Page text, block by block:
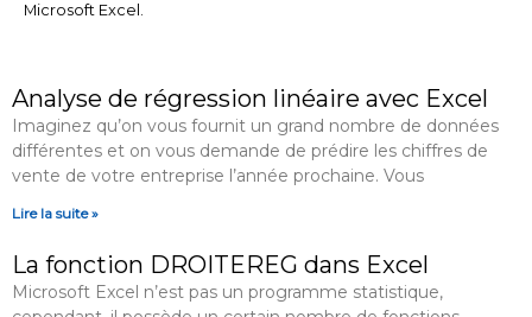
Microsoft Excel.
Analyse de régression linéaire avec Excel
Imaginez qu’on vous fournit un grand nombre de données
différentes et on vous demande de prédire les chiffres de
vente de votre entreprise l’année prochaine. Vous
Lire la suite »
La fonction DROITEREG dans Excel
Microsoft Excel n’est pas un programme statistique,
a
g
e
a
g
e
a
g
e
a
g
e